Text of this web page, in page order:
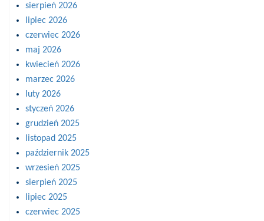
sierpień 2026
lipiec 2026
czerwiec 2026
maj 2026
kwiecień 2026
marzec 2026
luty 2026
styczeń 2026
grudzień 2025
listopad 2025
październik 2025
wrzesień 2025
sierpień 2025
lipiec 2025
czerwiec 2025